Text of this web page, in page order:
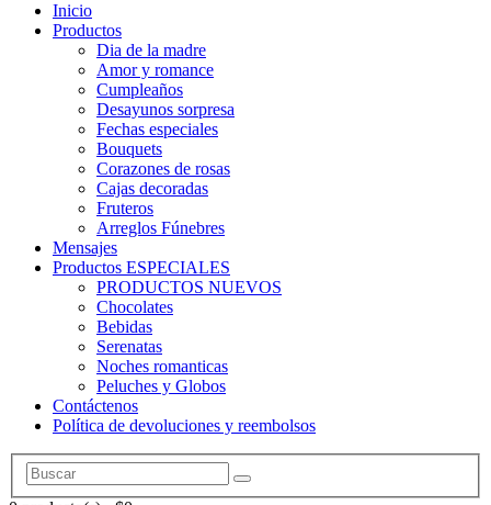
Inicio
Productos
Dia de la madre
Amor y romance
Cumpleaños
Desayunos sorpresa
Fechas especiales
Bouquets
Corazones de rosas
Cajas decoradas
Fruteros
Arreglos Fúnebres
Mensajes
Productos ESPECIALES
PRODUCTOS NUEVOS
Chocolates
Bebidas
Serenatas
Noches romanticas
Peluches y Globos
Contáctenos
Política de devoluciones y reembolsos